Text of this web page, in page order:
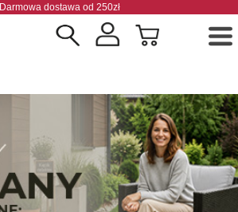
Darmowa dostawa od 250zł